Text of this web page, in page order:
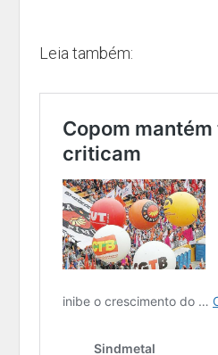
Leia também: